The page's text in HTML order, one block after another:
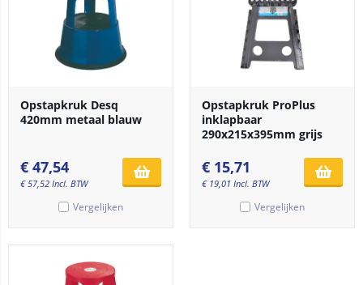
Opstapkruk Desq
420mm metaal blauw
€ 47,54
€57,52 Incl. BTW
Vergelijken
Opstapkruk ProPlus
inklapbaar
290x215x395mm grijs
€ 15,71
€ 19,01 Incl. BTW
Vergelijken